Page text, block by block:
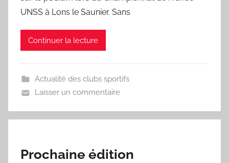
p
o
r
m
a
UNSS à Lons le Saunier. Sans
Continuer la lecture
Actualité des clubs sportifs
Laisser un commentaire
Prochaine édition